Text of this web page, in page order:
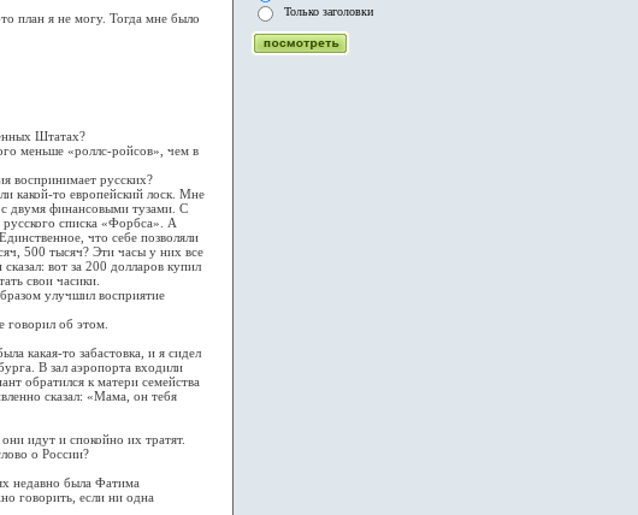
план я не могу. Тогда мне было
Штатах?
меньше «роллс-ройсов», чем в
воспринимает русских?
какой-то европейский лоск. Мне
двумя финансовыми тузами. С
списка «Форбса». А
что себе позволяли
500 тысяч? Эти часы у них все
вот за 200 долларов купил
свои часики.
улучшил восприятие
об этом.
какая-то забастовка, и я сидел
В зал аэропорта входили
обратился к матери семейства
сказал: «Мама, он тебя
идут и спокойно их тратят.
о России?
недавно была Фатима
говорить, если ни одна
Только заголовки